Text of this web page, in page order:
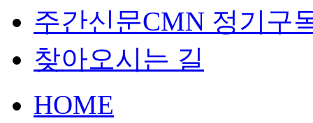
주간신문CMN 정기구
찾아오시는 길
HOME